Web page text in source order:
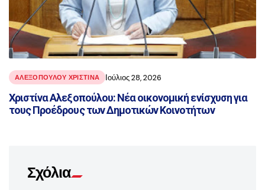
ΑΛΕΞΟΠΟΥΛΟΥ ΧΡΙΣΤΙΝΑ Ιούλιος 28, 2026
Χριστίνα Αλεξοπούλου: Νέα οικονομική ενίσχυση για
τους Προέδρους των Δημοτικών Κοινοτήτων
Σχόλια